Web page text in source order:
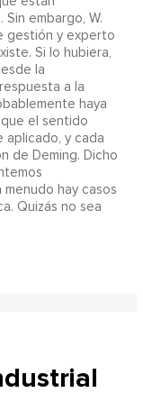
embargo, W.
gestión y experto
Si lo hubiera,
la
a la
haya
el sentido
aplicado, y cada
de Deming. Dicho
hay casos
Quizás no sea